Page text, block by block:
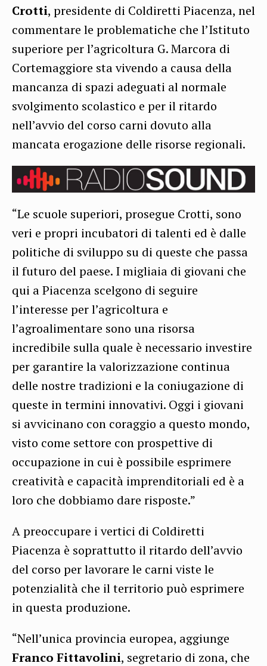
Crotti, presidente di Coldiretti Piacenza, nel
commentare le problematiche che l’Istituto
superiore per l’agricoltura G. Marcora di
Cortemaggiore sta vivendo a causa della
mancanza di spazi adeguati al normale
svolgimento scolastico e per il ritardo
nell’avvio del corso carni dovuto alla
mancata erogazione delle risorse regionali.
“Le scuole superiori, prosegue Crotti, sono
veri e propri incubatori di talenti ed è dalle
politiche di sviluppo su di queste che passa
il futuro del paese. I migliaia di giovani che
qui a Piacenza scelgono di seguire
l’interesse per l’agricoltura e
l’agroalimentare sono una risorsa
incredibile sulla quale è necessario investire
per garantire la valorizzazione continua
delle nostre tradizioni e la coniugazione di
queste in termini innovativi. Oggi i giovani
si avvicinano con coraggio a questo mondo,
visto come settore con prospettive di
occupazione in cui è possibile esprimere
creatività e capacità imprenditoriali ed è a
loro che dobbiamo dare risposte.”
A preoccupare i vertici di Coldiretti
Piacenza è soprattutto il ritardo dell’avvio
del corso per lavorare le carni viste le
potenzialità che il territorio può esprimere
in questa produzione.
“Nell’unica provincia europea, aggiunge
Franco Fittavolini, segretario di zona, che